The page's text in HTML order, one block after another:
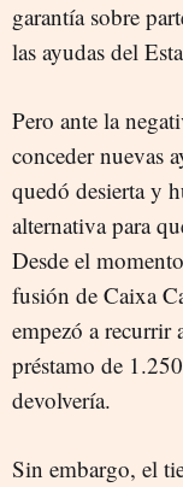
garantía sobre
las ayudas del
Pero ante la
conceder nuevas
quedó desierta y
alternativa para
Desde el
fusión de Caixa
empezó a recurrir
préstamo de
devolvería.
Sin embargo, el